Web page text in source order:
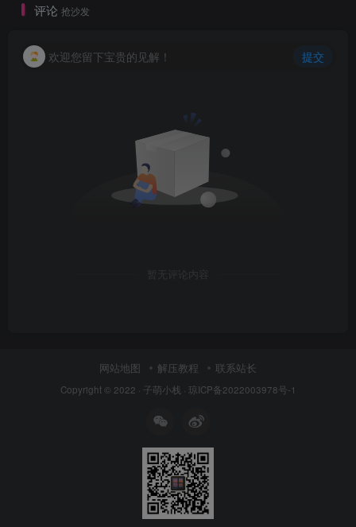
评论 抢沙发
欢迎您留下宝贵的见解！ 提交
暂无评论内容
网站地图 解压教程 联系站长
Copyright © 2022 · 子萌小栈 · 琼ICP备2022003978号-1